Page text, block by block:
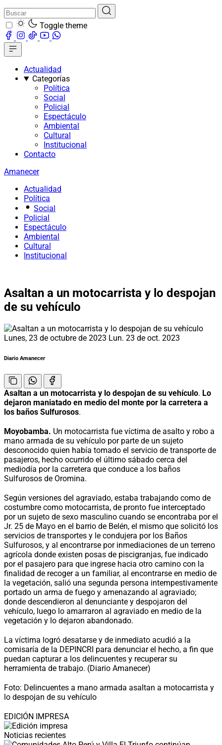
Toggle theme
Actualidad
Categorías
Política
Social
Policial
Espectáculo
Ambiental
Cultural
Institucional
Contacto
Amanecer
Actualidad
Política
Social
Policial
Espectáculo
Ambiental
Cultural
Institucional
Asaltan a un motocarrista y lo despojan
de su vehículo
Lunes, 23 de octubre de 2023 Lun. 23 de oct. 2023
Diario Amanecer
Asaltan a un motocarrista y lo despojan de su vehículo. Lo
dejaron maniatado en medio del monte por la carretera a
los baños Sulfurosos.
Moyobamba. Un motocarrista fue víctima de asalto y robo a
mano armada de su vehículo por parte de un sujeto
desconocido quien había tomado el servicio de transporte de
pasajeros, hecho ocurrido el último sábado cerca del
mediodía por la carretera que conduce a los baños
Sulfurosos de Oromina.
Según versiones del agraviado, estaba trabajando como de
costumbre como motocarrista, de pronto fue interceptado
por un sujeto de sexo masculino cuando se encontraba por el
Jr. 25 de Mayo en el barrio de Belén, el mismo que solicitó los
servicios de transportes y le condujera por los Baños
Sulfurosos, y al encontrarse por inmediaciones de un terreno
agrícola donde existen posas de piscigranjas, fue indicado
por el pasajero para que ingrese hacia otro camino con la
finalidad de recoger a un familiar, al encontrarse en medio de
la vegetación, salió una segunda persona intempestivamente
portado un arma de fuego y amenazando al agraviado;
donde descendieron al denunciante y despojaron del
vehículo, luego lo amarraron al agraviado en medio de la
vegetación y lo dejaron abandonado.
La víctima logró desatarse y de inmediato acudió a la
comisaría de la DEPINCRI para denunciar el hecho, a fin que
puedan capturar a los delincuentes y recuperar su
herramienta de trabajo. (Diario Amanecer)
Foto: Delincuentes a mano armada asaltan a motocarrista y
lo despojan de su vehículo
EDICIÓN IMPRESA
Noticias recientes